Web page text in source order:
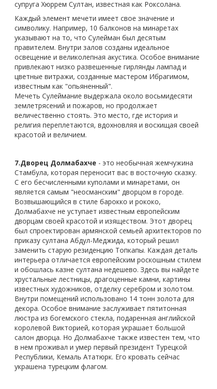
супруга Хюррем Султан, известная как Роксолана.
Каждый элемент мечети имеет свое значение и
символику. Например, 10 балконов на минаретах
указывают на то, что Сулейман был десятым
правителем. Внутри залов созданы идеальное
освещение и великолепная акустика. Особое внимание
привлекают низко развешенные гирлянды лампад и
цветные витражи, созданные мастером Ибрагимом,
известным как "опьяненный".
Мечеть Сулеймание выдержала около восьмидесяти
землетрясений и пожаров, но продолжает
величественно стоять. Это место, где история и
религия переплетаются, вдохновляя и восхищая своей
красотой и величием.
7.Дворец Долмабахче - это необычная жемчужина
Стамбула, которая переносит вас в восточную сказку.
С его бесчисленными куполами и минаретами, он
является самым "неосманским" дворцом в городе.
Возвышающийся в стиле барокко и рококо,
Долмабахче не уступает известным европейским
дворцам своей красотой и изяществом. Этот дворец
был спроектирован армянской семьей архитекторов по
приказу султана Абдул-Меджида, который решил
заменить старую резиденцию Топкапы. Каждая деталь
интерьера отличается европейским роскошным стилем
и обошлась казне султана недешево. Здесь вы найдете
хрустальные лестницы, драгоценные камни, картины
известных художников, отделку серебром и золотом.
Внутри помещений использовано 14 тонн золота для
декора. Особое внимание заслуживает пятитонная
люстра из богемского стекла, подаренная английской
королевой Викторией, которая украшает большой
салон дворца. Но Долмабахче также известен тем, что
в нем проживал и умер первый президент Турецкой
Республики, Кемаль Ататюрк. Его кровать сейчас
украшена турецким флагом.